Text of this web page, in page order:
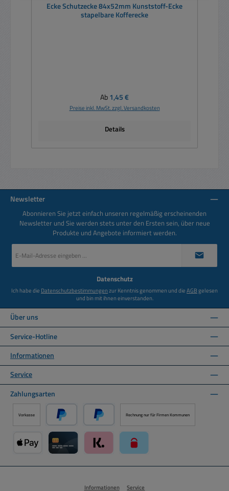
Ecke Schutzecke 84x52mm Kunststoff-Ecke
stapelbare Kofferecke
Regulärer Preis:
Ab1,45 €
Preise inkl. MwSt. zzgl. Versandkosten
Details
Newsletter
Abonnieren Sie jetzt einfach unseren regelmäßig erscheinenden
Newsletter und Sie werden stets unter den Ersten sein, über neue
Produkte und Angebote informiert werden.
Mail-
Datenschutz
Ich habe die Datenschutzbestimmungenzur Kenntnis genommen und dieAGBgelesen
und bin mit ihnen einverstanden.
Über uns
Service-Hotline
Informationen
Service
Zahlungsarten
Vorkasse
PayPal Später Bezahlen über PayPal
Rechnung nur für Firmen Kommunen
Informationen Service